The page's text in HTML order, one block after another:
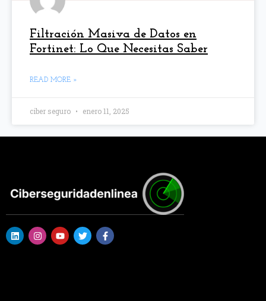
Filtración Masiva de Datos en
Fortinet: Lo Que Necesitas Saber
READ MORE »
ciber seguro enero 11, 2025